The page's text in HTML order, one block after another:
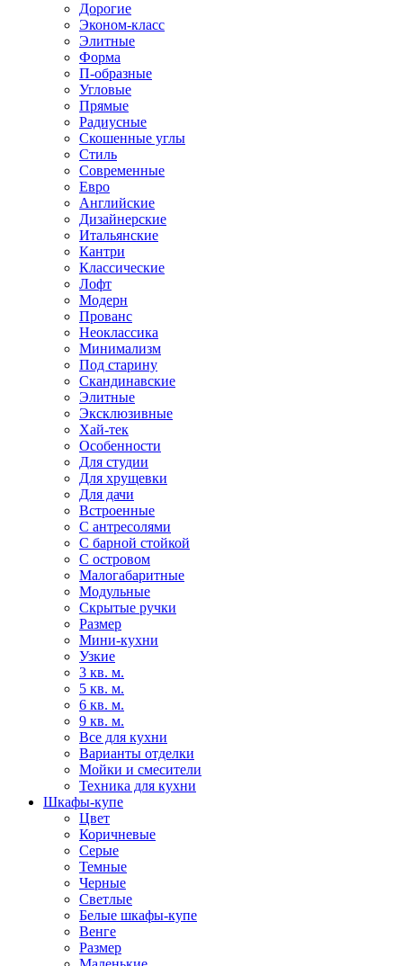
Дорогие
Эконом-класс
Элитные
Форма
П-образные
Угловые
Прямые
Радиусные
Скошенные углы
Стиль
Современные
Евро
Английские
Дизайнерские
Итальянские
Кантри
Классические
Лофт
Модерн
Прованс
Неоклассика
Минимализм
Под старину
Скандинавские
Элитные
Эксклюзивные
Хай-тек
Особенности
Для студии
Для хрущевки
Для дачи
Встроенные
С антресолями
С барной стойкой
С островом
Малогабаритные
Модульные
Скрытые ручки
Размер
Мини-кухни
Узкие
3 кв. м.
5 кв. м.
6 кв. м.
9 кв. м.
Все для кухни
Варианты отделки
Мойки и смесители
Техника для кухни
Шкафы-купе
Цвет
Коричневые
Серые
Темные
Черные
Светлые
Белые шкафы-купе
Венге
Размер